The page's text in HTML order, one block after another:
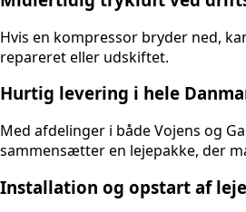
Hvis en kompressor bryder ned,
repareret eller udskiftet.
Hurtig levering i hele
Med afdelinger i både Vojens og
sammensætter en lejepakke, der
Installation og opstart af